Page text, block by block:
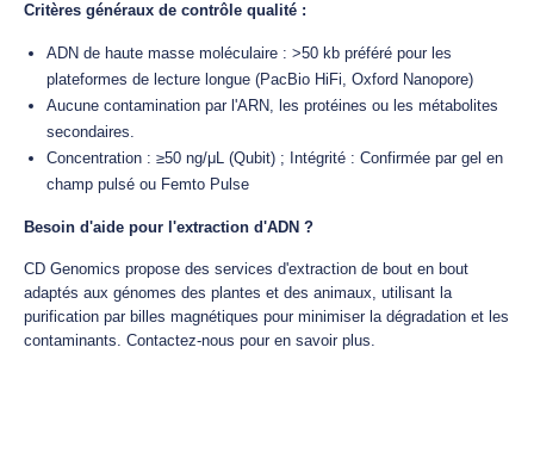
Critères généraux de contrôle qualité :
ADN de haute masse moléculaire : >50 kb préféré pour les
plateformes de lecture longue (PacBio HiFi, Oxford Nanopore)
Aucune contamination par l'ARN, les protéines ou les métabolites
secondaires.
Concentration : ≥50 ng/μL (Qubit) ; Intégrité : Confirmée par gel en
champ pulsé ou Femto Pulse
Besoin d'aide pour l'extraction d'ADN ?
CD Genomics propose des services d'extraction de bout en bout
adaptés aux génomes des plantes et des animaux, utilisant la
purification par billes magnétiques pour minimiser la dégradation et les
contaminants. Contactez-nous pour en savoir plus.